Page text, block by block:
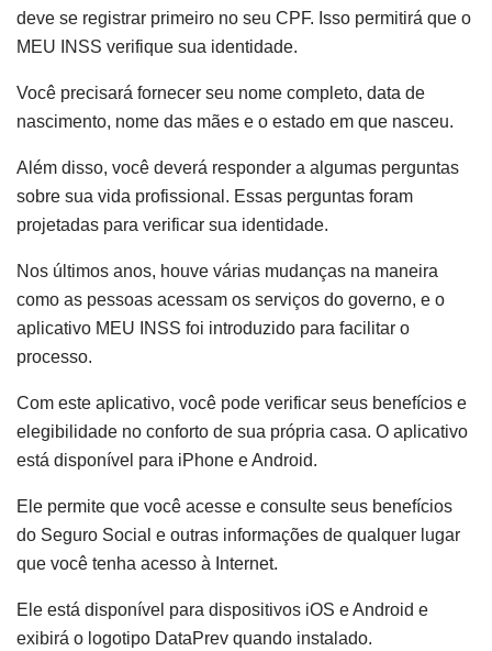
deve se registrar primeiro no seu CPF. Isso permitirá que o
MEU INSS verifique sua identidade.
Você precisará fornecer seu nome completo, data de
nascimento, nome das mães e o estado em que nasceu.
Além disso, você deverá responder a algumas perguntas
sobre sua vida profissional. Essas perguntas foram
projetadas para verificar sua identidade.
Nos últimos anos, houve várias mudanças na maneira
como as pessoas acessam os serviços do governo, e o
aplicativo MEU INSS foi introduzido para facilitar o
processo.
Com este aplicativo, você pode verificar seus benefícios e
elegibilidade no conforto de sua própria casa. O aplicativo
está disponível para iPhone e Android.
Ele permite que você acesse e consulte seus benefícios
do Seguro Social e outras informações de qualquer lugar
que você tenha acesso à Internet.
Ele está disponível para dispositivos iOS e Android e
exibirá o logotipo DataPrev quando instalado.